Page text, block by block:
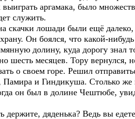
аргамака, было
служить.
скачки лошади были ещё
Он боялся, что какой-
долину, куда дорогу знал
шесть месяцев. Тору вернулся,
о своем горе. Решил
Памира и Гиндикуша. Столько же
он был в долине Чештюбе,
держите, дяденька? Ведь вы